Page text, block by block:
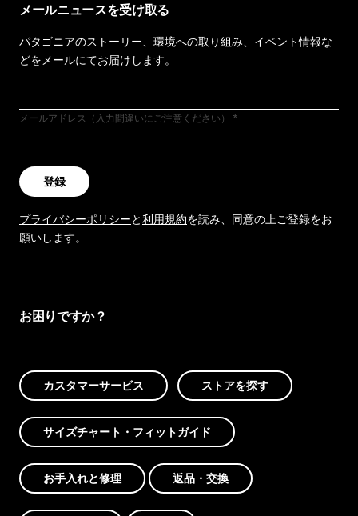
メールニュースを受け取る
パタゴニアのストーリー、環境への取り組み、イベント情報な
どをメールにてお届けします。
メールアドレス（入力間違いにご注意ください）
登録
プライバシーポリシーと利用規約を読み、同意の上ご登録をお
願いします。
お困りですか？
カスタマーサービス ストアを探す
サイズチャート・フィットガイド
お手入れと修理 返品・交換